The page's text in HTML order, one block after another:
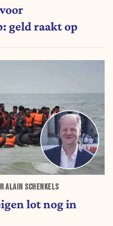
geld raakt op
ALAIN SCHENKELS
lot nog in